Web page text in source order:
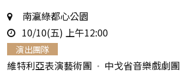
地
點
南瀛綠都心公園
時
間
10/10(五) 上午12:00
演出團隊
維特利亞表演藝術團
中戈省音樂戲劇團